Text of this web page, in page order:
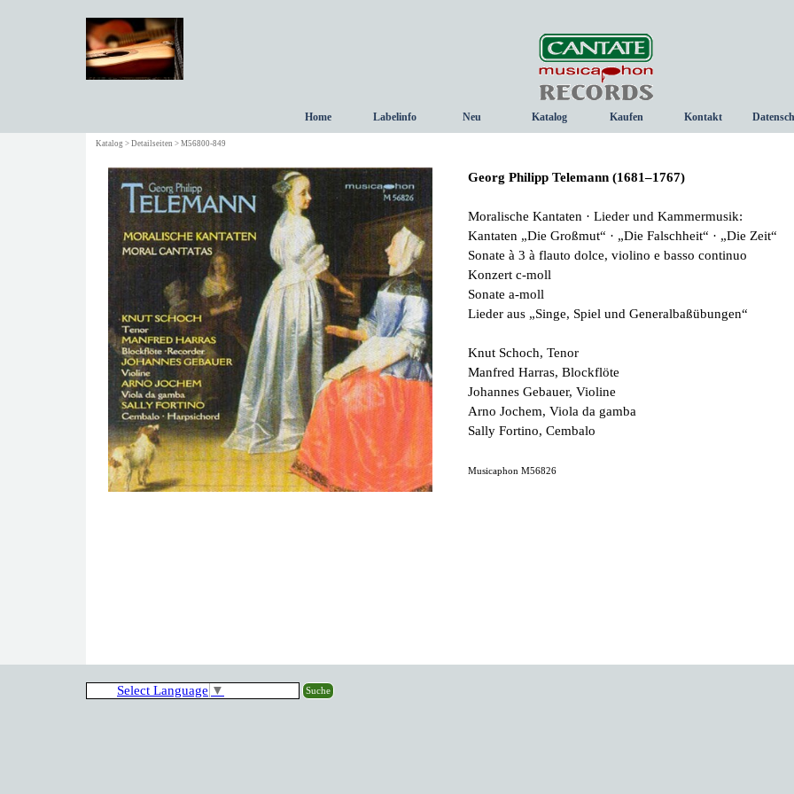
Menü überspringen
Home Labelinfo Neu Katalog ▼
Kaufen Kontakt
Katalog > Detailseiten > M56800-849
Georg Philipp Telemann (1681–1767)
Moralische Kantaten · Lieder und Kammermusik:
Kantaten „Die Großmut“ · „Die Falschheit“ · „Die Zeit“
Sonate à 3 à flauto dolce, violino e basso continuo
Konzert c-­moll
Sonate a­-moll
Lieder aus „Singe­, Spiel­ und Generalbaßübungen“
Knut Schoch, Tenor
Manfred Harras, Blockflöte
Johannes Gebauer, Violine
Arno Jochem, Viola da gamba
Sally Fortino, Cembalo
Musicaphon M56826
Select Language ▼ Suche